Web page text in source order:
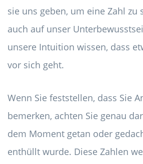
sie uns geben, um eine Zahl zu
auch auf unser
unsere Intuition wissen, dass
vor sich geht.
Wenn Sie feststellen, dass Sie
bemerken, achten Sie genau
dem Moment getan oder
enthüllt wurde. Diese Zahlen